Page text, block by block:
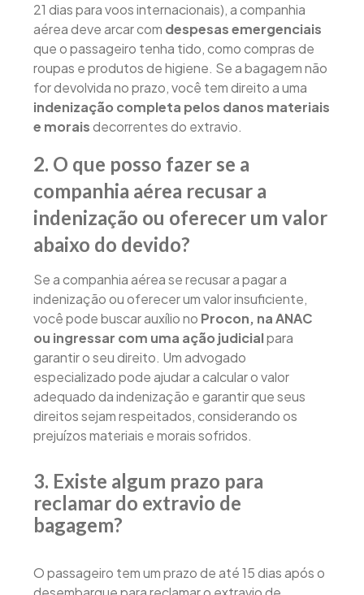
21 dias para voos internacionais), a companhia
aérea deve arcar com despesas emergenciais
que o passageiro tenha tido, como compras de
roupas e produtos de higiene. Se a bagagem não
for devolvida no prazo, você tem direito a uma
indenização completa pelos danos materiais
e moraisdecorrentes do extravio.
2. O que posso fazer se a
companhia aérea recusar a
indenização ou oferecer um valor
abaixo do devido?
Se a companhia aérea se recusar a pagar a
indenização ou oferecer um valor insuficiente,
você pode buscar auxílio no Procon, na ANAC
ou ingressar com uma ação judicialpara
garantir o seu direito. Um advogado
especializado pode ajudar a calcular o valor
adequado da indenização e garantir que seus
direitos sejam respeitados, considerando os
prejuízos materiais e morais sofridos.
3. Existe algum prazo para
reclamar do extravio de
bagagem?
O passageiro tem um prazo de até 15 dias após o